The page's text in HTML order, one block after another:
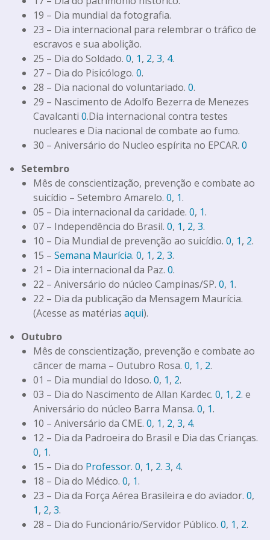
19 – Dia mundial da fotografia.
23 – Dia internacional para relembrar o tráfico de
escravos e sua abolição.
25 – Dia do Soldado. 0, 1, 2, 3, 4.
27 – Dia do Pisicólogo. 0.
28 – Dia nacional do voluntariado. 0.
29 – Nascimento de Adolfo Bezerra de Menezes
Cavalcanti 0.Dia internacional contra testes
nucleares e Dia nacional de combate ao fumo.
30 – Aniversário do Nucleo espírita no EPCAR. 0
Setembro
Mês de conscientização, prevenção e combate ao
suicídio – Setembro Amarelo. 0, 1.
05 – Dia internacional da caridade. 0, 1.
07 – Independência do Brasil. 0, 1, 2, 3.
10 – Dia Mundial de prevenção ao suicídio. 0, 1, 2.
15 – Semana Maurícia. 0, 1, 2, 3.
21 – Dia internacional da Paz. 0.
22 – Aniversário do núcleo Campinas/SP. 0, 1.
22 – Dia da publicação da Mensagem Maurícia.
(Acesse as matérias aqui).
Outubro
Mês de conscientização, prevenção e combate ao
câncer de mama – Outubro Rosa. 0, 1, 2.
01 – Dia mundial do Idoso. 0, 1, 2.
03 – Dia do Nascimento de Allan Kardec. 0, 1, 2. e
Aniversário do núcleo Barra Mansa. 0, 1.
10 – Aniversário da CME. 0, 1, 2, 3, 4.
12 – Dia da Padroeira do Brasil e Dia das Crianças.
0, 1.
15 – Dia do Professor. 0, 1, 2. 3, 4.
18 – Dia do Médico. 0, 1.
23 – Dia da Força Aérea Brasileira e do aviador. 0,
1, 2, 3.
28 – Dia do Funcionário/Servidor Público. 0, 1, 2.